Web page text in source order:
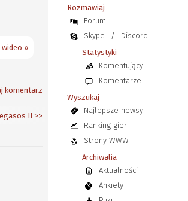
»
komentarz
II >>
Rozmawiaj
Forum
Skype
/
Discord
Statystyki
Komentujący
Komentarze
Wyszukaj
Najlepsze newsy
Ranking gier
Strony WWW
Archiwalia
Aktualności
Ankiety